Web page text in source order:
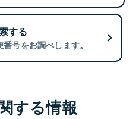
する
号をお調べします。
する情報